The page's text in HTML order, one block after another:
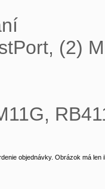
(2)
objednávky. Obrázok má len